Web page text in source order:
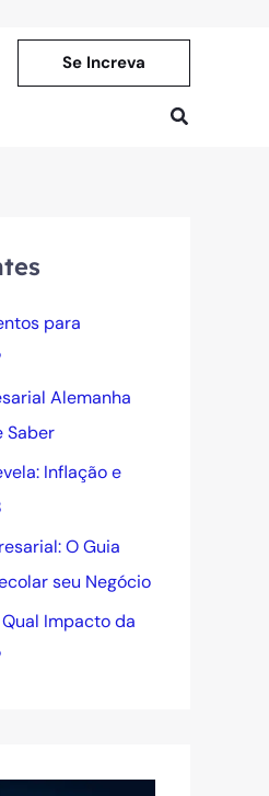
Se Increva
Pesquisar
para
Alemanha
Saber
Inflação e
O Guia
seu Negócio
Impacto da